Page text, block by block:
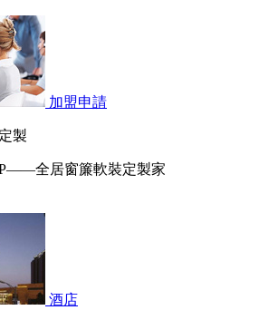
加盟申請
製
全居窗簾軟裝定製家
酒店